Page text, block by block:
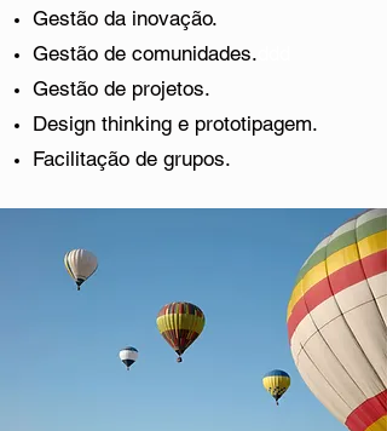
Gestão da inovação.
Gestão de comunidades.
Gestão de projetos.
Design thinking e prototipagem.
Facilitação de grupos.